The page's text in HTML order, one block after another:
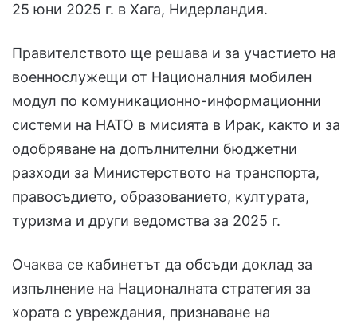
25 юни 2025 г. в Хага, Нидерландия.
Правителството ще решава и за участието на
военнослужещи от Националния мобилен
модул по комуникационно-информационни
системи на НАТО в мисията в Ирак, както и за
одобряване на допълнителни бюджетни
разходи за Министерството на транспорта,
правосъдието, образованието, културата,
туризма и други ведомства за 2025 г.
Очаква се кабинетът да обсъди доклад за
изпълнение на Националната стратегия за
хората с увреждания, признаване на